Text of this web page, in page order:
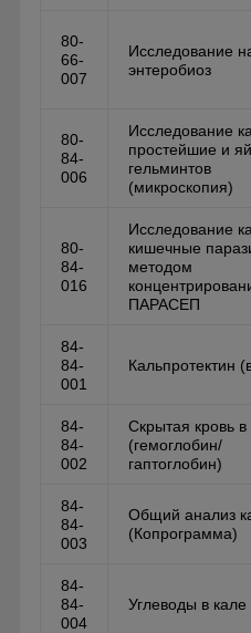
80-
66-
007
Исследование
энтеробиоз
80-
84-
006
Исследование
простейшие и
гельминтов
(микроскопия)
80-
84-
016
Исследование
кишечные
методом
ПАРАСЕП
84-
84-
001
Кальпротектин
84-
84-
002
Скрытая кровь в
(гемоглобин/
гаптоглобин)
84-
84-
003
Общий анализ
(Копрограмма)
84-
84-
004
Углеводы в кале